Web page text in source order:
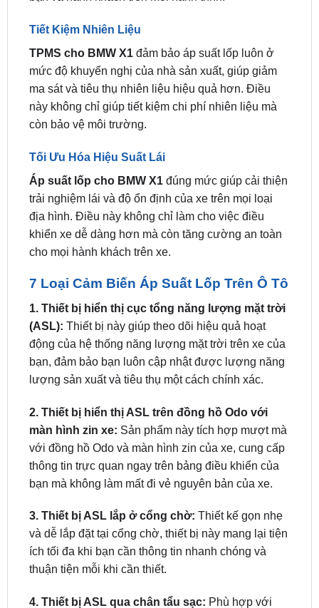
mức độ khuyến nghị của nhà sản xuất, giúp giảm
ma sát và tiêu thụ nhiên liệu hiệu quả hơn. Điều
này không chỉ giúp tiết kiệm chi phí nhiên liệu mà
còn bảo vệ môi trường.
Tối Ưu Hóa Hiệu Suất Lái
trải nghiệm lái và độ ổn định của xe trên mọi loại
địa hình. Điều này không chỉ làm cho việc điều
khiển xe dễ dàng hơn mà còn tăng cường an toàn
cho mọi hành khách trên xe.
7 Loại Cảm Biến Áp Suất Lốp Trên Ô Tô
(ASL):Thiết bị này giúp theo dõi hiệu quả hoạt
động của hệ thống năng lượng mặt trời trên xe của
bạn, đảm bảo bạn luôn cập nhật được lượng năng
lượng sản xuất và tiêu thụ một cách chính xác.
2. Thiết bị hiển thị ASL trên đồng hồ Odo với
với đồng hồ Odo và màn hình zin của xe, cung cấp
thông tin trực quan ngay trên bảng điều khiển của
bạn mà không làm mất đi vẻ nguyên bản của xe.
3. Thiết bị ASL lắp ở cổng chờ: Thiết kế gọn nhẹ
ích tối đa khi bạn cần thông tin nhanh chóng và
thuận tiện mỗi khi cần thiết.
4. Thiết bị ASL qua chân tẩu sạc:
dễ dàng lắp đặt qua chân tẩu sạc, giúp theo dõi